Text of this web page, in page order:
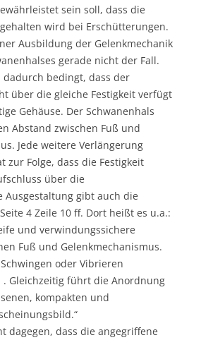
sein soll, dass die
wird bei Erschütterungen.
Ausbildung der Gelenkmechanik
gerade nicht der Fall.
dadurch bedingt, dass der
über die gleiche Festigkeit verfügt
Gehäuse. Der Schwanenhals
Abstand zwischen Fuß und
Jede weitere Verlängerung
zur Folge, dass die Festigkeit
über die
Ausgestaltung gibt auch die
4 Zeile 10 ff. Dort heißt es u.a.:
und verwindungssichere
Fuß und Gelenkmechanismus.
oder Vibrieren
. Gleichzeitig führt die Anordnung
kompakten und
dagegen, dass die angegriffene